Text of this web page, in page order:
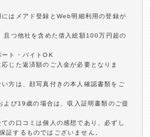
はメアド登録とWeb明細利用の登録が
且つ他社を含めた借入総額100万円超の
ト・バイトOK
じた返済額のご入金が必要となりま
方は、顔写真付きの本人確認書類をご
び19歳の場合は、収入証明書類のご提
の口コミは個人の感想であり、必ずし
証するものではございません。